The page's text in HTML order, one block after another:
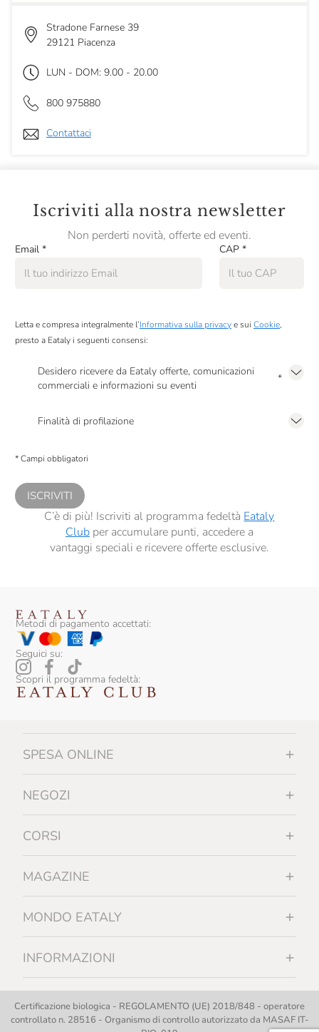
Stradone Farnese 39
29121 Piacenza
LUN - DOM: 9.00 - 20.00
800 975880
Contattaci
Iscriviti alla nostra newsletter
Non perderti novità, offerte ed eventi.
Email * CAP *
Letta e compresa integralmente l’Informativa sulla privacye sui Cookie,
presto a Eataly i seguenti consensi:
Desidero ricevere da Eataly offerte, comunicazioni
commerciali e informazioni su eventi
*
Finalità di profilazione
comunicazioni commerciali personalizzate, in caso di consenso prestato ai
* Campi obbligatori
ISCRIVITI
C’è di più! Iscriviti al programma fedeltà Eataly
Clubper accumulare punti, accedere a
vantaggi speciali e ricevere offerte esclusive.
Metodi di pagamento accettati:
Seguici su:
Scopri il programma fedeltà:
SPESA ONLINE
NEGOZI
CORSI
MAGAZINE
MONDO EATALY
INFORMAZIONI
Certificazione biologica - REGOLAMENTO (UE) 2018/848 - operatore
controllato n. 28516 - Organismo di controllo autorizzato da MASAF IT-